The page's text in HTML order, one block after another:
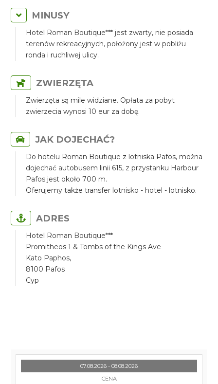
MINUSY
Hotel Roman Boutique*** jest zwarty, nie posiada
terenów rekreacyjnych, położony jest w pobliżu
ronda i ruchliwej ulicy.
ZWIERZĘTA
Zwierzęta są mile widziane. Opłata za pobyt
zwierzecia wynosi 10 eur za dobę.
JAK DOJECHAĆ?
Do hotelu Roman Boutique z lotniska Pafos, można
dojechać autobusem linii 615, z przystanku Harbour
Pafos jest około 700 m.
Oferujemy także transfer lotnisko - hotel - lotnisko.
ADRES
Hotel Roman Boutique***
Promitheos 1 & Tombs of the Kings Ave
Kato Paphos,
8100 Pafos
Cyp
07.08.2026 - 08.08.2026
CENA